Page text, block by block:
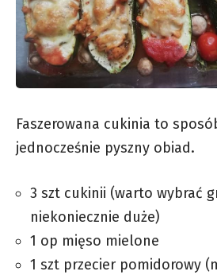
Faszerowana cukinia to
jednocześnie pyszny obiad.
3 szt cukinii (warto wybrać
niekoniecznie duże)
1 op mięso mielone
1 szt przecier pomidorowy